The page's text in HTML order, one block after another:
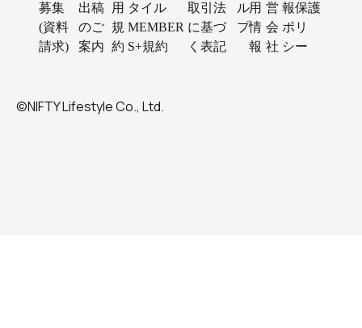
募集
(資料
請求)
出稿
のご
案内
用
規
約
タイル
MEMBER
S+規約
取引法
に基づ
く表記
ル
プ
用
情
報
営
会
社
報保護
ポリ
シー
©NIFTY Lifestyle Co., Ltd.